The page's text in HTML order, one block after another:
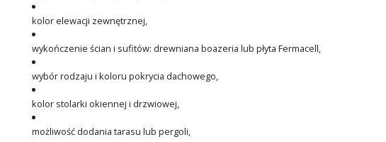
kolor elewacji zewnętrznej,
wykończenie ścian i sufitów: drewniana boazeria lub płyta Fermacell,
wybór rodzaju i koloru pokrycia dachowego,
kolor stolarki okiennej i drzwiowej,
możliwość dodania tarasu lub pergoli,